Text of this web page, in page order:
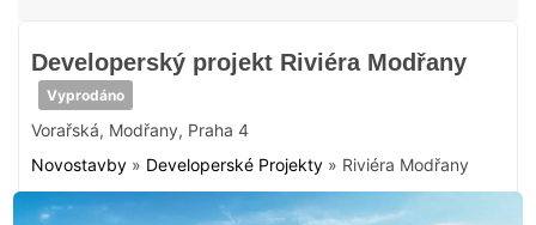
Developerský projekt Riviéra Modřany
Vyprodáno
Vorařská, Modřany, Praha 4
Novostavby » Developerské Projekty » Riviéra Modřany